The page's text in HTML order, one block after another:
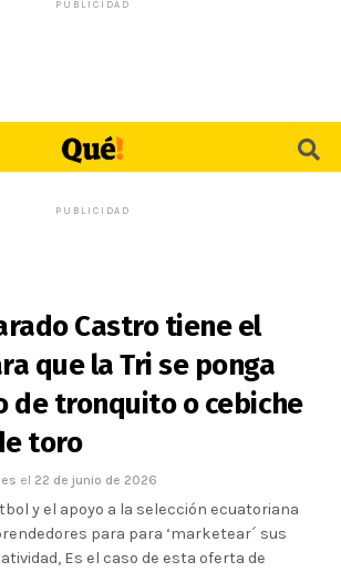
PUBLICIDAD
PUBLICIDAD
Castro tiene el
que la Tri se ponga
de tronquito o cebiche
toro
el 22 de junio de 2026
y el apoyo a la selección ecuatoriana
para para ‘marketear´ sus
Es el caso de esta oferta de